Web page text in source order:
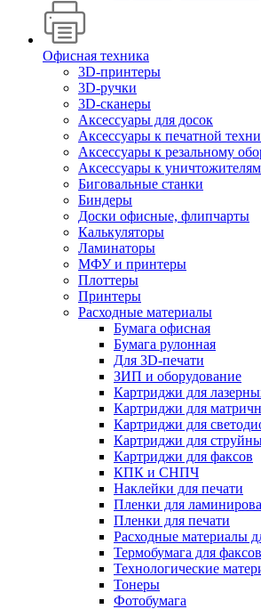
Офисная техника
3D-принтеры
3D-ручки
3D-сканеры
Аксессуары для досок
Аксессуары к печатной
Аксессуары к резальному
Аксессуары к
Биговальные станки
Биндеры
Доски офисные, флипчарты
Калькуляторы
Ламинаторы
МФУ и принтеры
Плоттеры
Принтеры
Расходные материалы
Бумага офисная
Бумага рулонная
Для 3D-печати
ЗИП и оборудование
Картриджи для
Картриджи для
Картриджи для
Картриджи для
Картриджи для факсов
КПК и СНПЧ
Наклейки для печати
Пленки для
Пленки для печати
Расходные материалы
Термобумага для факсов
Технологические
Тонеры
Фотобумага